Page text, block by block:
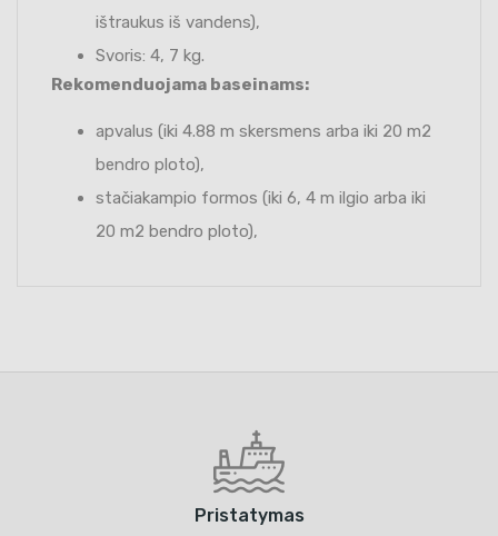
ištraukus iš vandens),
Svoris: 4, 7 kg.
Rekomenduojama baseinams:
apvalus (iki 4.88 m skersmens arba iki 20 m2
bendro ploto),
stačiakampio formos (iki 6, 4 m ilgio arba iki
20 m2 bendro ploto),
Pristatymas